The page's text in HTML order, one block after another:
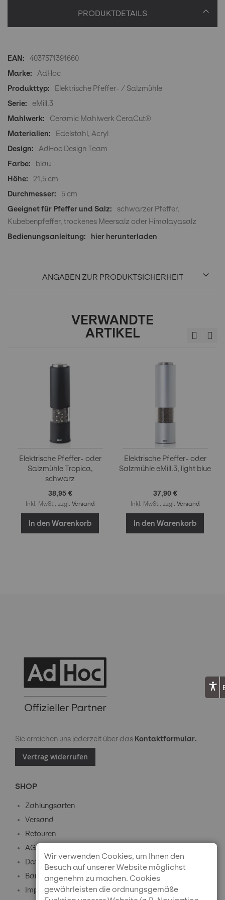
PRODUKTDETAILS
Produktdetails
4037571391660
AdHoc
Elektrische Pfeffer- / Salzmühle
eMill.3
Ceramic Mahlwerk CeraCut®
Edelstahl, Acryl
AdHoc Design Team
blau
21,5 cm
5 cm
schwarzer Pfeffer,
Kubebenpfeffer, trockenes Meersalz oder Himalayasalz
hier herunterladen
ANGABEN ZUR PRODUKTSICHERHEIT
VERWANDTE
ARTIKEL
Elektrische Pfeffer- oder
Salzmühle Tropica,
schwarz
38,95 €
Inkl. MwSt., zzgl. Versand
In den Warenkorb
Elektrische Pfeffer- oder
Salzmühle eMill.3, light blue
37,90 €
Inkl. MwSt., zzgl. Versand
In den Warenkorb
Sie erreichen uns jederzeit über das Kontaktformular.
Vertrag widerrufen
SHOP
Zahlungsarten
Versand
Retouren
AGB
Datenschutz
Barrierefreiheitserklärung
Impressum
Wir verwenden Cookies, um Ihnen den
Besuch auf unserer Website möglichst
angenehm zu machen. Cookies
gewährleisten die ordnungsgemäße